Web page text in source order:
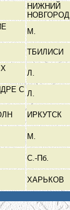
НИЖНИЙ
НОВГОРОД
М.
ТБИЛИСИ
Л.
С Л.
ИРКУТСК
М.
С.-Пб.
ХАРЬКОВ